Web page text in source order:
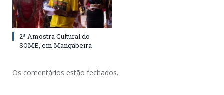
2ª Amostra Cultural do
SOME, em Mangabeira
Os comentários estão fechados.